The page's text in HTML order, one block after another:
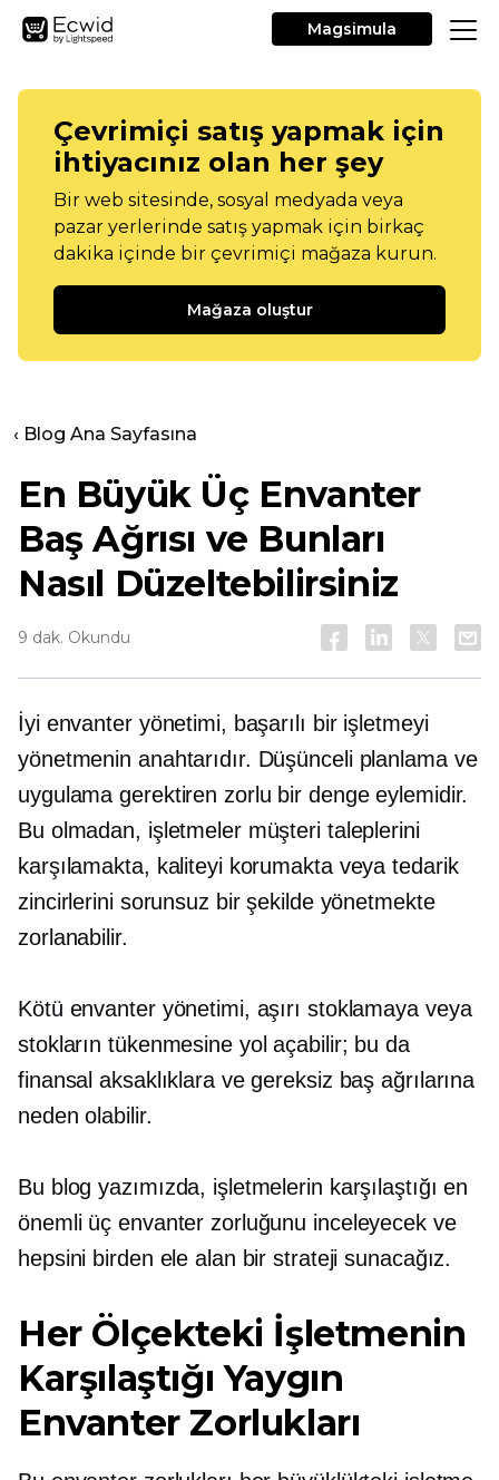
Magsimula
Çevrimiçi satış yapmak için
ihtiyacınız olan her şey
Bir web sitesinde, sosyal medyada veya
pazar yerlerinde satış yapmak için birkaç
dakika içinde bir çevrimiçi mağaza kurun.
Mağaza oluştur
‹ Blog Ana Sayfasına
En Büyük Üç Envanter
Baş Ağrısı ve Bunları
Nasıl Düzeltebilirsiniz
9 dak. Okundu
İyi envanter yönetimi, başarılı bir işletmeyi
yönetmenin anahtarıdır. Düşünceli planlama ve
uygulama gerektiren zorlu bir denge eylemidir.
Bu olmadan, işletmeler müşteri taleplerini
karşılamakta, kaliteyi korumakta veya tedarik
zincirlerini sorunsuz bir şekilde yönetmekte
zorlanabilir.
Kötü envanter yönetimi, aşırı stoklamaya veya
stokların tükenmesine yol açabilir; bu da
finansal aksaklıklara ve gereksiz baş ağrılarına
neden olabilir.
Bu blog yazımızda, işletmelerin karşılaştığı en
önemli üç envanter zorluğunu inceleyecek ve
hepsini birden ele alan bir strateji sunacağız.
Her Ölçekteki İşletmenin
Karşılaştığı Yaygın
Envanter Zorlukları